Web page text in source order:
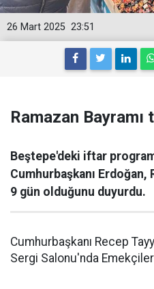
23:51
26 Mart 2025
Ramazan
Beştepe'deki iftar
Cumhurbaşkanı Erdoğan,
9 gün olduğunu duyurdu.
Cumhurbaşkanı Recep
Sergi Salonu'nda